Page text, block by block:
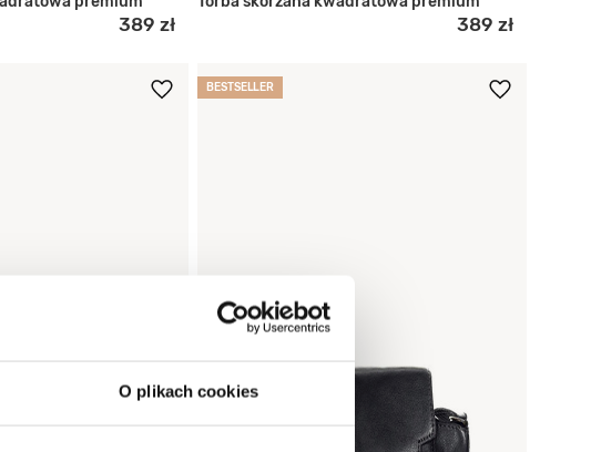
O plikach cookies
389 zł 389 zł
BESTSELLER